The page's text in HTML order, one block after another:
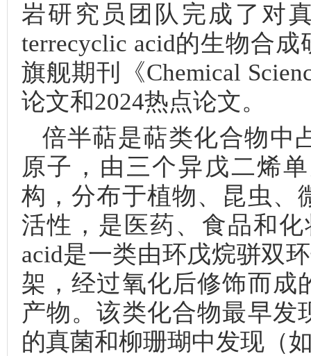
岩研究员团队完成了对
terrecyclic acid的生物合
旗舰期刊《Chemical
论文和2024热点论文。
倍半萜是萜类化合物中
原子，由三个异戊二烯
构，分布于植物、昆虫、
活性，是医药、食品和
acid是一类由环戊烷骈双
架，经过氧化后修饰而成
产物。该类化合物最早发
的真菌和柳珊瑚中发现（